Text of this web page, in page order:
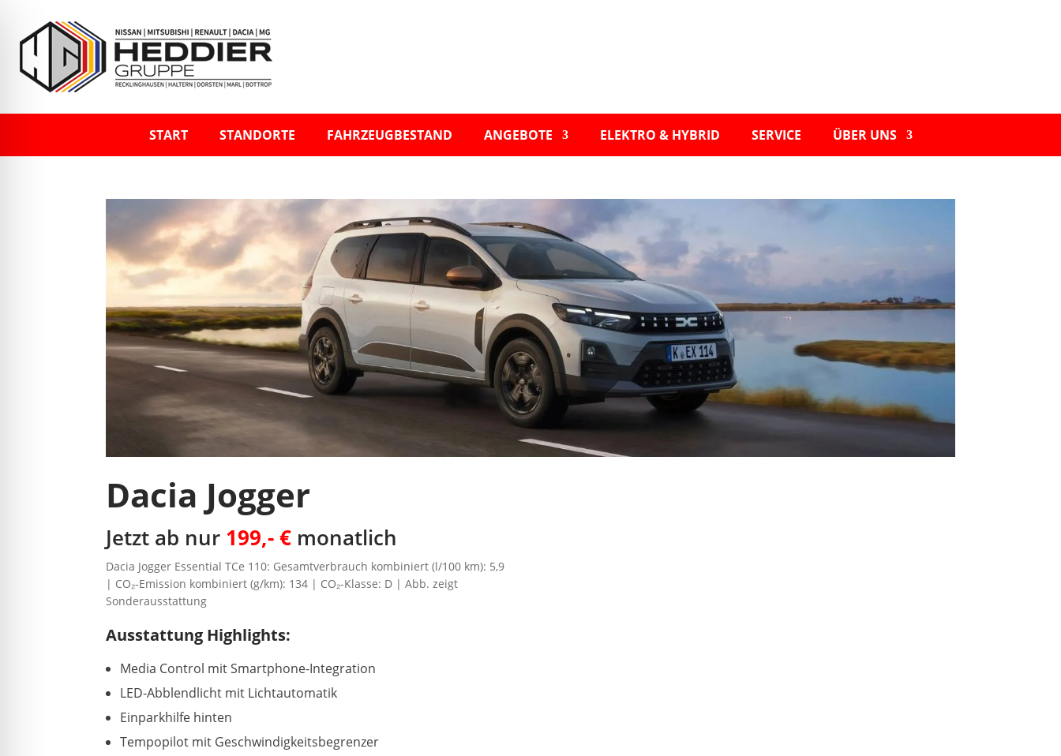
START STANDORTE FAHRZEUGBESTAND ANGEBOTE ELEKTRO & HYBRID SERVICE ÜBER UNS
Dacia Jogger
Jetzt ab nur 199,- € monatlich
Dacia Jogger Essential TCe 110: Gesamtverbrauch kombiniert (l/100 km): 5,9
| CO₂-Emission kombiniert (g/km): 134 | CO₂-Klasse: D | Abb. zeigt
Sonderausstattung
Ausstattung Highlights:
Media Control mit Smartphone-Integration
LED-Abblendlicht mit Lichtautomatik
Einparkhilfe hinten
Tempopilot mit Geschwindigkeitsbegrenzer